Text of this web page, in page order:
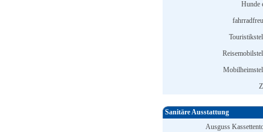
Hunde
Sanitäre Ausstattung
Ausguss